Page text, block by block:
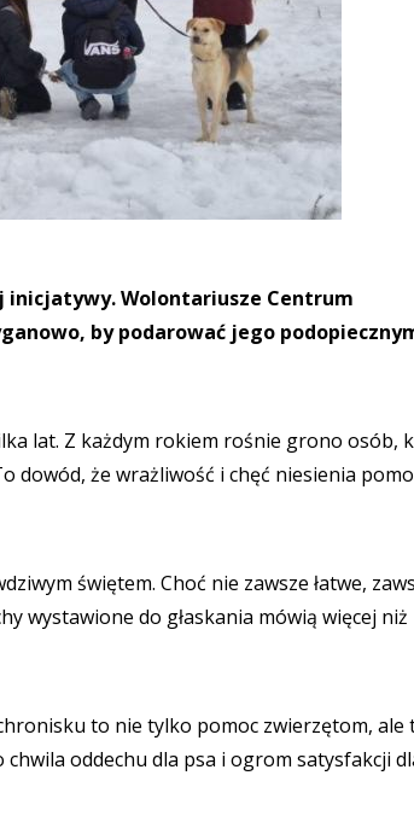
inicjatywy. Wolontariusze Centrum
by podarować jego
lat. Z każdym rokiem rośnie grono osób,
dowód, że wrażliwość i chęć niesienia
świętem. Choć nie zawsze łatwe,
wystawione do głaskania mówią więcej niż
to nie tylko pomoc zwierzętom, ale
oddechu dla psa i ogrom satysfakcji